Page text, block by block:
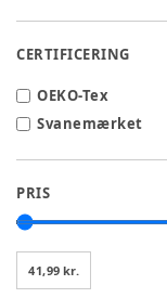
CERTIFICERING
OEKO-Tex
Svanemærket
PRIS
41,99 kr.